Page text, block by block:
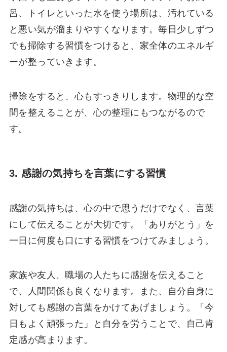
呂、トイレといった水を使う場所は、汚れている
と悪い気が溜まりやすくなります。毎日少しずつ
でも掃除する習慣をつけると、家全体のエネルギ
ーが整っていきます。
掃除をすると、心もすっきりします。物理的な空
間を整えることが、心の整理にもつながるので
す。
3. 感謝の気持ちを言葉にする習慣
感謝の気持ちは、心の中で思うだけでなく、言葉
にして伝えることが大切です。「ありがとう」を
一日に何度も口にする習慣をつけてみましょう。
家族や友人、職場の人たちに感謝を伝えること
で、人間関係も良くなります。また、自分自身に
対しても感謝の言葉をかけてあげましょう。「今
日もよく頑張った」と自分を労うことで、自己肯
定感が高まります。